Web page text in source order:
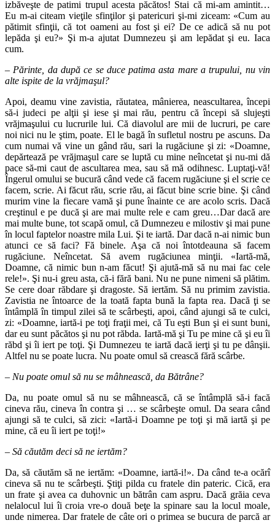
izbăveşte de patimi trupul acesta păcătos! Stai că mi-am amintit…
Eu m-ai citeam vieţile sfinţilor şi patericuri şi-mi ziceam: «Cum au
pătimit sfinţii, că tot oameni au fost şi ei? De ce adică să nu pot
lepăda şi eu?» Şi m-a ajutat Dumnezeu şi am lepădat şi eu. Iaca
cum.
– Părinte, da după ce se duce patima asta mare a trupului, nu vin
alte ispite de la vrăjmaşul?
Apoi, deamu vine zavistia, răutatea, mânierea, neascultarea, începi
să-i judeci pe alţii şi iese şi mai rău, pentru că începi să slujeşti
vrăjmaşului cu lucrurile lui. Că diavolul are mii de lucruri, pe care
noi nici nu le ştim, poate. El le bagă în sufletul nostru pe ascuns. Da
cum numai vă vine un gând rău, sari la rugăciune şi zi: «Doamne,
depărtează pe vrăjmaşul care se luptă cu mine neîncetat şi nu-mi dă
pace să-mi caut de ascultarea mea, sau să mă odihnesc. Luptaţi-vă!
Îngerul omului se bucură când vede că facem rugăciune şi el scrie ce
facem, scrie. Ai făcut rău, scrie rău, ai făcut bine scrie bine. Şi când
murim vine la fiecare vamă şi pune înainte ce are acolo scris. Dacă
creştinul e pe ducă şi are mai multe rele e cam greu…Dar dacă are
mai multe bune, tot scapă omul, că Dumnezeu e milostiv şi mai pune
în locul faptelor noastre mila Lui. Şi te iartă. Dar dacă n-ai nimic bun
atunci ce să faci? Fă binele. Aşa că noi întotdeauna să facem
rugăciune. Neîncetat. Să avem rugăciunea minţii. «Iartă-mă,
Doamne, că nimic bun n-am făcut! Şi ajută-mă să nu mai fac cele
rele!». Şi nu-i greu asta, că-i fără bani. Nu ne pune nimeni să plătim.
Se cere doar răbdare şi dragoste. Să iertăm. Să nu primim zavistia.
Zavistia ne întoarce de la toată fapta bună la fapta rea. Dacă ţi se
întâmplă în timpul zilei să te scârbeşti, apoi, când ajungi să te culci,
zi: «Doamne, iartă-i pe toţi fraţii mei, că Tu eşti Bun şi ei sunt buni,
dar eu sunt păcătos şi nu pot răbda. Iartă-mă şi Tu pe mine că şi eu îi
răbd şi îi iert pe toţi. Şi Dumnezeu te iartă dacă ierţi şi tu pe dânşii.
Altfel nu se poate lucra. Nu poate omul să crească fără scârbe.
– Nu poate omul să nu se mâhnească, da Bătrâne?
Da, nu poate omul să nu se mâhnească, că se întâmplă să-i facă
cineva rău, cineva în contra şi … se scârbeşte omul. Da seara când
ajungi să te culci, să zici: «Iartă-i Doamne pe toţi şi mă iartă şi pe
mine, că eu îi iert pe toţi!»
– Să căutăm deci să ne iertăm?
Da, să căutăm să ne iertăm: «Doamne, iartă-i!». Da când te-a ocărî
cineva să nu te scârbeşti. Ştiţi pilda cu fratele din pateric. Cică, era
un frate şi avea ca duhovnic un bătrân cam aspru. Dacă grăia ceva
nelalocul lui îi croia vre-o două beţe la spinare sau la locul moale,
unde nimerea. Dar fratele de câte ori o primea se bucura de parcă ar